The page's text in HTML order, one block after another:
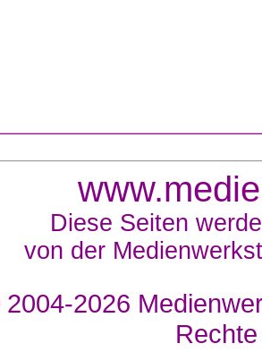
Diese Seiten
von der
2026